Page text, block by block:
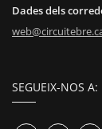
Dades dels
SEGUEIX-NOS A: